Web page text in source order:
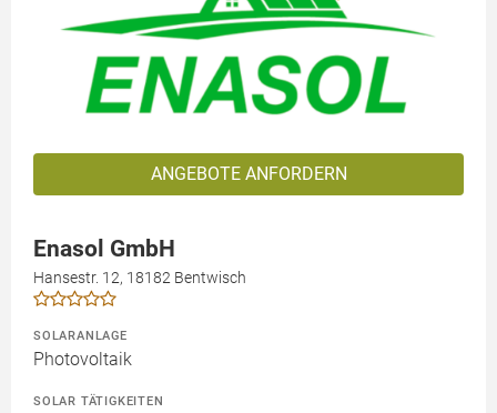
ANGEBOTE ANFORDERN
Enasol GmbH
Hansestr. 12, 18182 Bentwisch
SOLARANLAGE
Photovoltaik
SOLAR TÄTIGKEITEN